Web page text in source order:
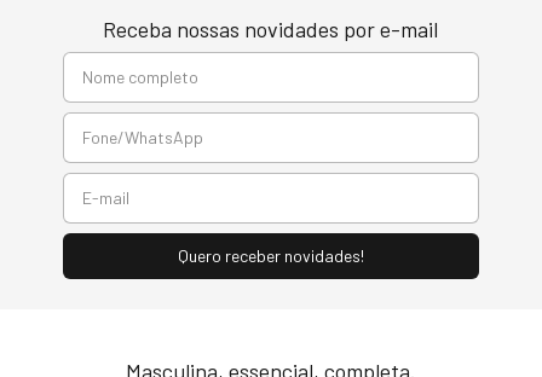
Receba nossas novidades por e-mail
Masculina, essencial, completa.